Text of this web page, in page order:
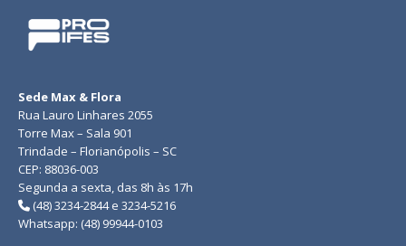
Sede Max & Flora
Rua Lauro Linhares 2055
Torre Max – Sala 901
Trindade – Florianópolis – SC
CEP: 88036-003
Segunda a sexta, das 8h às 17h
(48) 3234-2844 e 3234-5216
Whatsapp: (48) 99944-0103